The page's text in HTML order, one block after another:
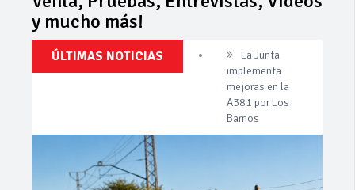
motor,
Venta,
Pruebas,
y mucho más!
ÚLTIMAS NOTICIAS
Invercar
amplía su flota
de vehículos de
manos de
Cadimar
patrocinador de